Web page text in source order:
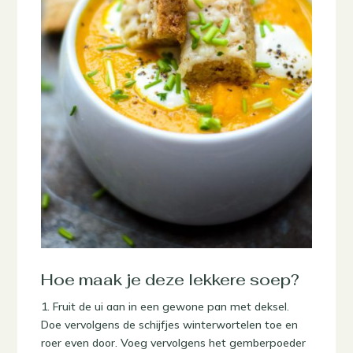
Hoe maak je deze lekkere soep?
1. Fruit de ui aan in een gewone pan met deksel.
Doe vervolgens de schijfjes winterwortelen toe en
roer even door. Voeg vervolgens het gemberpoeder